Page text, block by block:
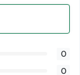
0
0